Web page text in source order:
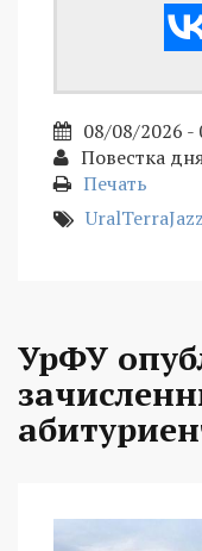
08/08/2026 -
Повестка
Печать
UralTerraJazz
УрФУ